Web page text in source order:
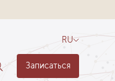
RU
Записаться